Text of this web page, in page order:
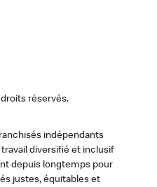
droits réservés.
indépendants
diversifié et inclusif
depuis longtemps pour
justes, équitables et